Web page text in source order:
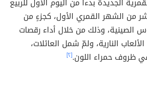
من الشهر القمري الأول، كجزءٍ من
الصينية، وذلك من خلال أداء رقصات
النارية، ولمّ شمل العائلات،
ظروف حمراء اللون.[٢]